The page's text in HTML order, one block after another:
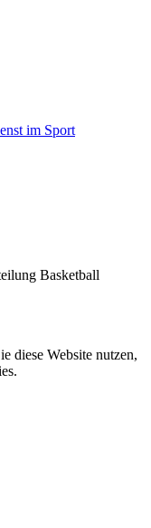
Basketball
diese Website nutzen,